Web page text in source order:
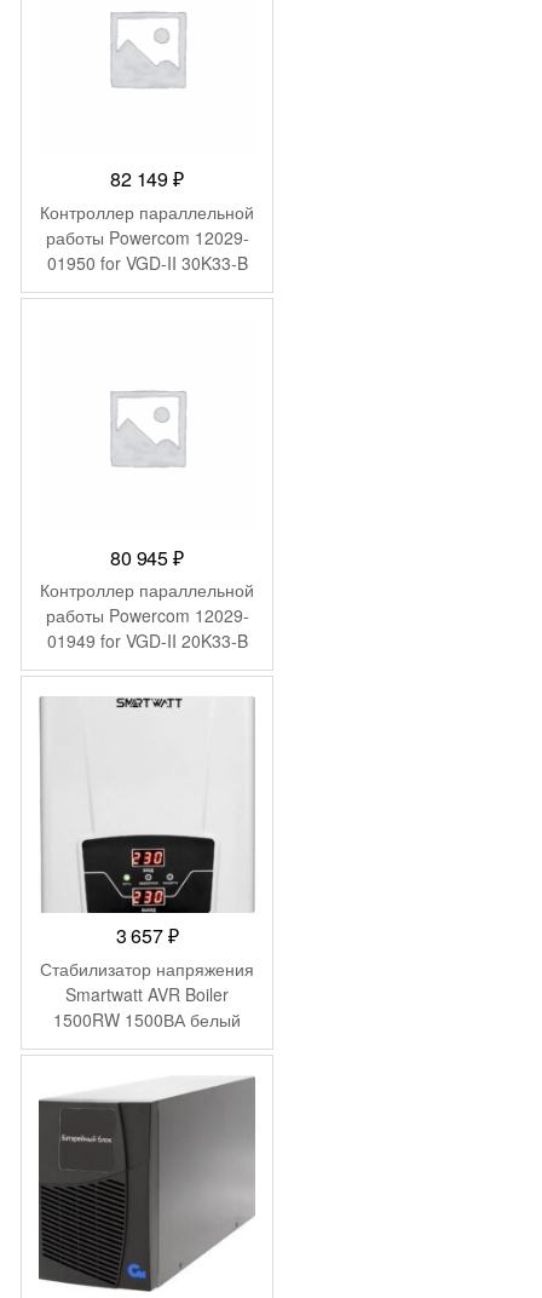
82 149₽
Контроллер параллельной
работы Powercom 12029-
01950 for VGD-II 30K33-B
Hot swap battery
80 945₽
Контроллер параллельной
работы Powercom 12029-
01949 for VGD-II 20K33-B
Hot swap battery
3 657₽
Стабилизатор напряжения
Smartwatt AVR Boiler
1500RW 1500ВА белый